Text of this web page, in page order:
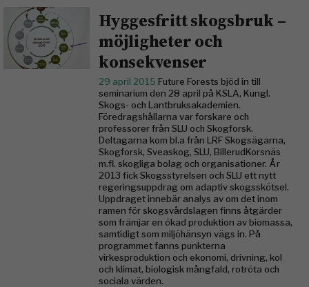
Hyggesfritt skogsbruk –
möjligheter och
konsekvenser
29 april 2015 Future Forests bjöd in till
seminarium den 28 april på KSLA, Kungl.
Skogs- och Lantbruksakademien.
Föredragshållarna var forskare och
professorer från SLU och Skogforsk.
Deltagarna kom bl.a från LRF Skogsägarna,
Skogforsk, Sveaskog, SLU, BillerudKorsnäs
m.fl. skogliga bolag och organisationer. År
2013 fick Skogsstyrelsen och SLU ett nytt
regeringsuppdrag om adaptiv skogsskötsel.
Uppdraget innebär analys av om det inom
ramen för skogsvårdslagen finns åtgärder
som främjar en ökad produktion av biomassa,
samtidigt som miljöhänsyn vägs in. På
programmet fanns punkterna
virkesproduktion och ekonomi, drivning, kol
och klimat, biologisk mångfald, rotröta och
sociala värden.